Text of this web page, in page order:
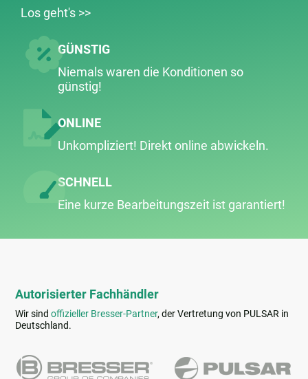
Los geht's >>
GÜNSTIG
Niemals waren die Konditionen so
günstig!
ONLINE
Unkompliziert! Direkt online abwickeln.
SCHNELL
Eine kurze Bearbeitungs­zeit ist garantiert!
Autorisierter Fachhändler
Wir sindoffizieller Bresser-Partner, der Vertretung von PULSAR in
Deutschland.